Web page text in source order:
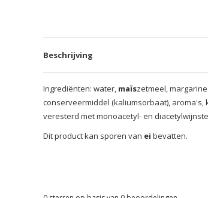
Beschrijving
Ingrediënten: water, maïszetmeel,
conserveermiddel (kaliumsorbaat), aroma's,
veresterd met monoacetyl- en
Dit product kan sporen van ei bevatten.